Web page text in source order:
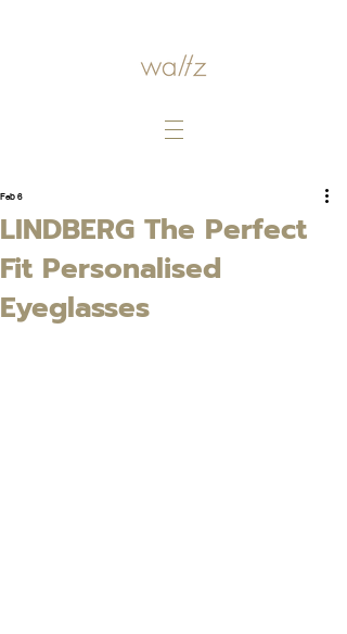
LINDBERG The Perfect
Fit Personalised
Eyeglasses
Feb 6